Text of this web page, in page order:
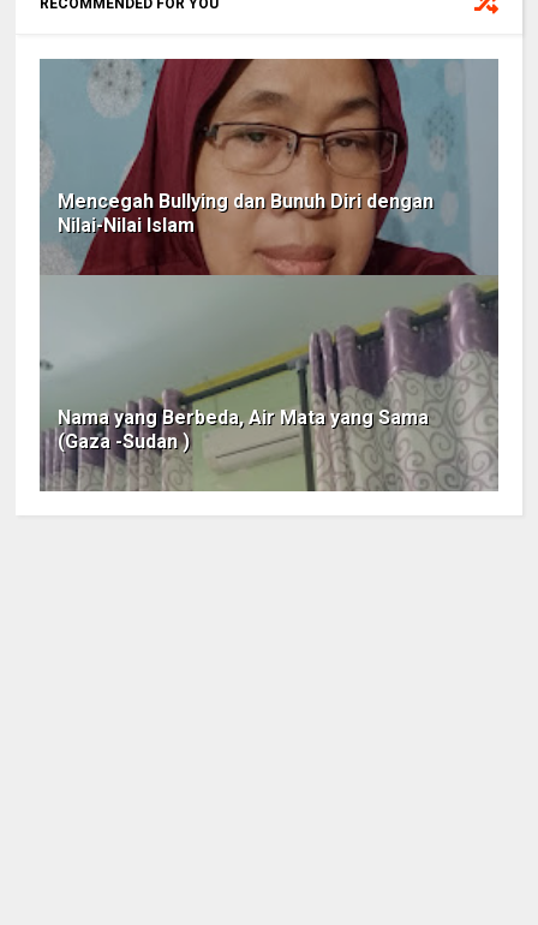
Mencegah Bullying dan Bunuh Diri dengan
Nilai-Nilai Islam
Nama yang Berbeda, Air Mata yang Sama
(Gaza -Sudan )